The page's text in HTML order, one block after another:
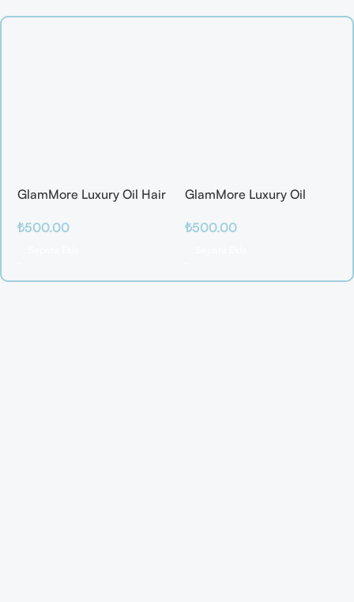
GlamMore Luxury Oil Hair
₺500.00
GlamMore Luxury Oil
Saç Kırılmalarına Karşı
₺500.00